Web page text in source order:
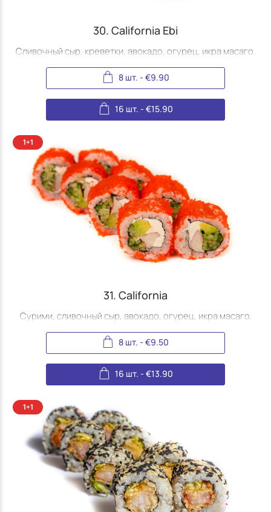
30. California Ebi
Сливочный сыр, креветки, авокадо, огурец, икра масаго.
8 шт. - €9.90
16 шт. - €15.90
31. California
Сурими, сливочный сыр, авокадо, огурец, икра масаго.
8 шт. - €9.50
16 шт. - €13.90